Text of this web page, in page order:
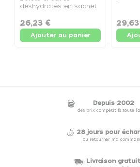
déshydratés en sachet
Sachet doypack de
500g
26,23 €
Ajouter au panier
Depuis 2002
des prix compétitifs toute
28 jours pour
ou retourner ma
Livraison